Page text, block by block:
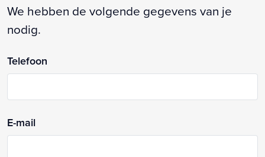
We hebben de volgende gegevens van je
nodig.
Telefoon
E-mail